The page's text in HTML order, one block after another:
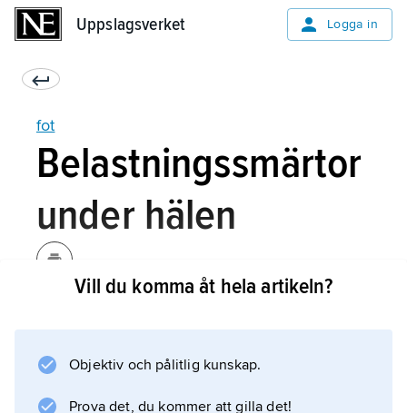
Uppslagsverket Logga in
fot
Belastningssmärtor
under hälen
liknande tillstånd förekommer hos vuxna med
ibland besvärande smärta, speciellt på
morgnarna. Tillståndet är övergående;
Vill du komma åt hela artikeln?
Objektiv och pålitlig kunskap.
Prova det, du kommer att gilla det!